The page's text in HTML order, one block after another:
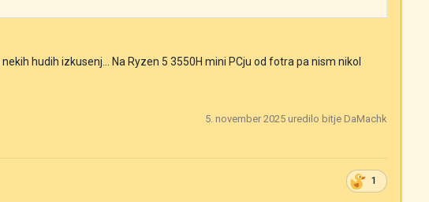
hudih izkusenj... Na Ryzen 5 3550H mini PCju od fotra pa nism nikol
5. november 2025 uredilo bitje DaMachk
1